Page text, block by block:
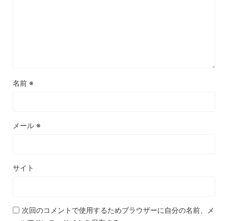
名前 ※
メール ※
サイト
次回のコメントで使用するためブラウザーに自分の名前、メ